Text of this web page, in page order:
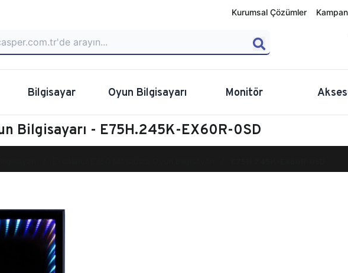
Kurumsal Çözümler
Bilgisayar Oyun Bilgisayarı Monitör
Bilgisayarı - E75H.245K-EX60R-0SD